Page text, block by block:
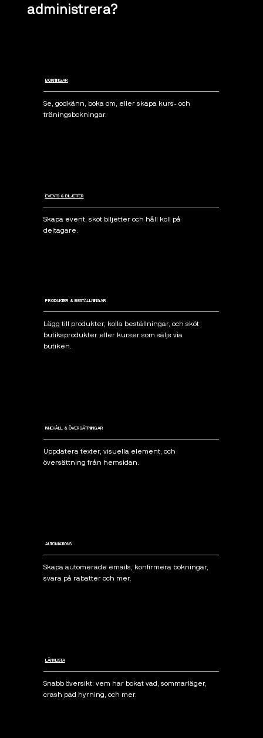
administrera?
BOKNINGAR
Se, godkänn, boka om, eller skapa kurs- och
träningsbokningar.
EVENTS & BILJETTER
Skapa event, sköt biljetter och håll koll på
deltagare.
PRODUKTER & BESTÄLLNINGAR
Lägg till produkter, kolla beställningar, och sköt
butiksprodukter eller kurser som säljs via
butiken.
INNEHÅLL & ÖVERSÄTTNINGAR
Uppdatera texter, visuella element, och
översättning från hemsidan.
AUTOMATIONS
Skapa automerade emails, konfirmera bokningar,
svara på rabatter och mer.
LÄNKLISTA
Snabb översikt: vem har bokat vad, sommarläger,
crash pad hyrning, och mer.